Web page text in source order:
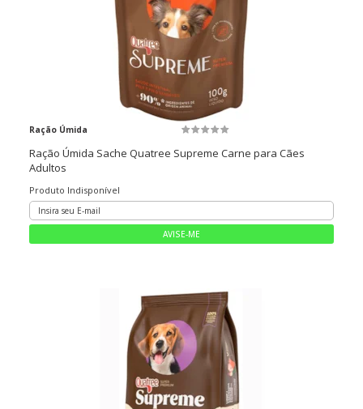
Ração Úmida
Ração Úmida Sache Quatree Supreme Carne para Cães
Adultos
Produto Indisponível